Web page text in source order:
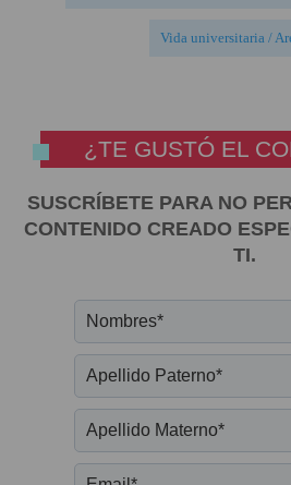
Vida universitaria /
¿TE GUSTÓ EL
SUSCRÍBETE PARA NO
CONTENIDO CREADO
TI.